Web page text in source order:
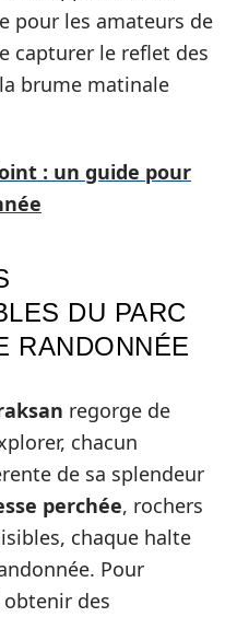
pour les amateurs de
capturer le reflet des
brume matinale
: un guide pour
DU PARC
RANDONNÉE
regorge de
chacun
de sa splendeur
perchée, rochers
chaque halte
Pour
des